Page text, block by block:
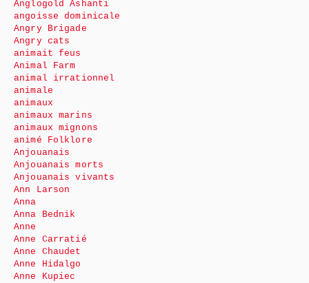
Anglogold Ashanti
angoisse dominicale
Angry Brigade
Angry cats
animait feus
Animal Farm
animal irrationnel
animale
animaux
animaux marins
animaux mignons
animé Folklore
Anjouanais
Anjouanais morts
Anjouanais vivants
Ann Larson
Anna
Anna Bednik
Anne
Anne Carratié
Anne Chaudet
Anne Hidalgo
Anne Kupiec